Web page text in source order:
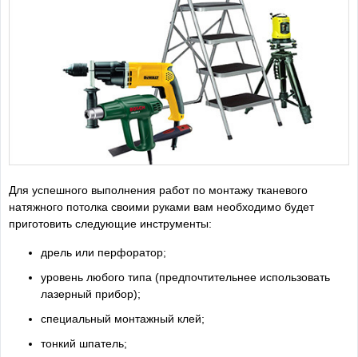
Для успешного выполнения работ по монтажу тканевого
натяжного потолка своими руками вам необходимо будет
приготовить следующие инструменты:
дрель или перфоратор;
уровень любого типа (предпочтительнее использовать
лазерный прибор);
специальный монтажный клей;
тонкий шпатель;